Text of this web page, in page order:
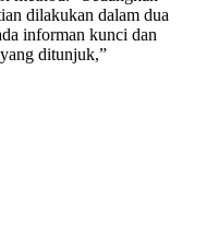
dilakukan dalam dua
informan kunci dan
ditunjuk,”